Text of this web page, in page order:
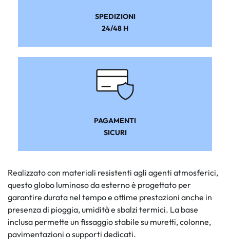
SPEDIZIONI
24/48 H
PAGAMENTI
SICURI
Realizzato con materiali resistenti agli agenti atmosferici,
questo globo luminoso da esterno è progettato per
garantire durata nel tempo e ottime prestazioni anche in
presenza di pioggia, umidità e sbalzi termici. La base
inclusa permette un fissaggio stabile su muretti, colonne,
pavimentazioni o supporti dedicati.